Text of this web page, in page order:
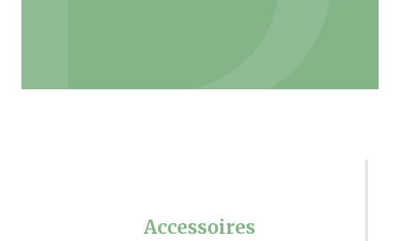
Accessoires